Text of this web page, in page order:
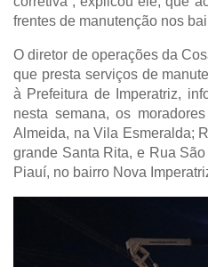
frentes de manutenção nos
O diretor de operações da
que presta serviços de
à Prefeitura de Imperatriz,
nesta semana, os
Almeida, na Vila Esmeralda;
grande Santa Rita, e Rua
Piauí, no bairro Nova